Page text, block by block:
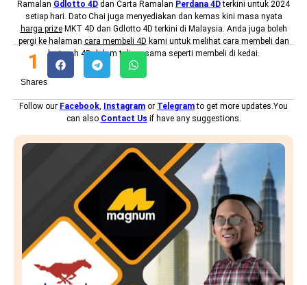
Ramalan Gdlotto 4D dan Carta Ramalan Perdana 4Dterkini untuk 2024
setiap hari. Dato Chai juga menyediakan dan kemas kini masa nyata
harga prizeMKT 4D dan Gdlotto 4D terkini di Malaysia. Anda juga boleh
pergi ke halaman cara membeli 4D kami untuk melihat cara membeli dan
bertaruh 4D dalam talian, sama seperti membeli di kedai.
Shares
1
Follow our Facebook, Instagram or Telegramto get more updates.You
can also Contact Us if have any suggestions.